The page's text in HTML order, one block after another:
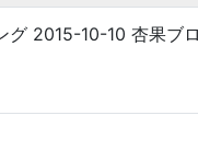
グ 2015-10-10 杏果ブ